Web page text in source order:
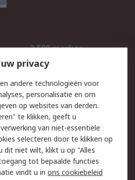
2.500 merken
Inkoopoplossingen
Email veiligheid
Websitevoorwaarden
privacy
andere technologieën voor
personalisatie en om
op websites van derden.
te klikken, geeft u
van niet-essentiële
selecteren door te klikken op
dit niet wilt, klikt u op "Alles
tot bepaalde functies
vindt u in ons cookiebeleid